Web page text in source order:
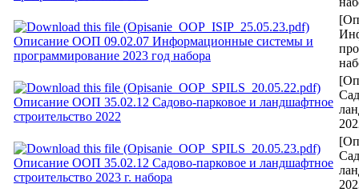
Описание ООП 09.02.07 Информационные системы и
программирование 2023 год набора
Описание ООП 35.02.12 Садово-парковое и ландшафтное
строительство 2022
Описание ООП 35.02.12 Садово-парковое и ландшафтное
строительство 2023 г. набора